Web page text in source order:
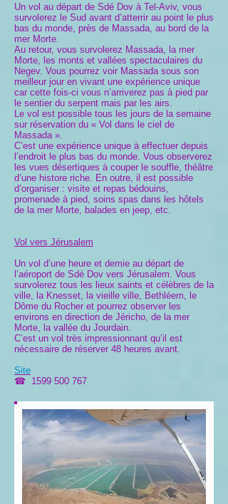
Un vol au départ de Sdé Dov à Tel-Aviv, vous
survolerez le Sud avant d’atterrir au point le plus
bas du monde, près de Massada, au bord de la
mer Morte.
Au retour, vous survolerez Massada, la mer
Morte, les monts et vallées spectaculaires du
Negev. Vous pourrez voir Massada sous son
meilleur jour en vivant une expérience unique
car cette fois-ci vous n’arriverez pas à pied par
le sentier du serpent mais par les airs.
Le vol est possible tous les jours de la semaine
sur réservation du « Vol dans le ciel de
Massada ».
C’est une expérience unique à effectuer depuis
l’endroit le plus bas du monde. Vous observerez
les vues désertiques à couper le souffle, théâtre
d’une histore riche. En outre, il est possible
d’organiser : visite et repas bédouins,
promenade à pied, soins spas dans les hôtels
de la mer Morte, balades en jeep, etc.
Vol vers Jérusalem
Un vol d’une heure et demie au départ de
l’aéroport de Sdé Dov vers Jérusalem. Vous
survolerez tous les lieux saints et célèbres de la
ville, la Knesset, la vieille ville, Bethléem, le
Dôme du Rocher et pourrez observer les
environs en direction de Jéricho, de la mer
Morte, la vallée du Jourdain.
C’est un vol très impressionnant qu’il est
nécessaire de réserver 48 heures avant.
Site
☎ 1599 500 767